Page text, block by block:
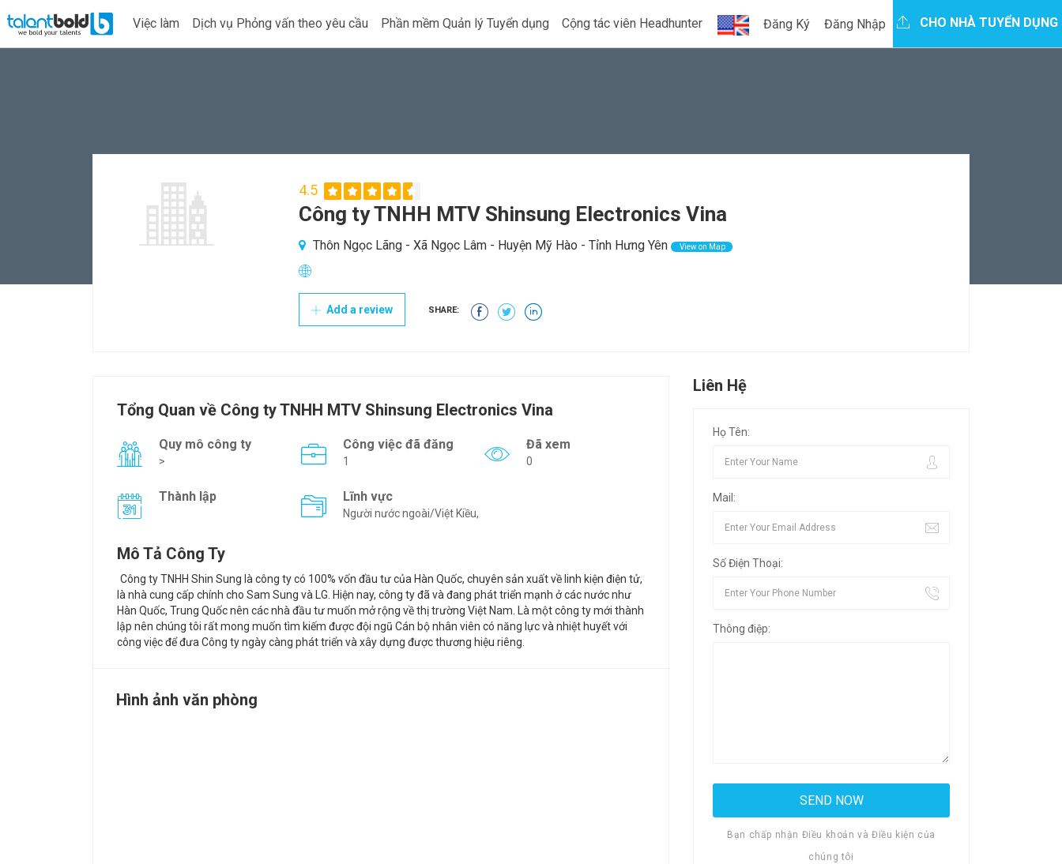
Việc làm Dịch vụ Phỏng vấn theo yêu cầu Phần mềm Quản lý Tuyển dụng Cộng tác viên Headhunter Đăng Ký Đăng Nhập CHO NHÀ TUYỂN DỤNG
4.5
Công ty TNHH MTV Shinsung Electronics Vina
Thôn Ngọc Lãng - Xã Ngọc Lâm - Huyện Mỹ Hào - Tỉnh Hưng Yên View on Map
Add a review SHARE:
Tổng Quan về Công ty TNHH MTV Shinsung Electronics Vina
Quy mô công ty
>
Công việc đã đăng
1
Đã xem
0
Thành lập Lĩnh vực
Người nước ngoài/Việt Kiều,
Mô Tả Công Ty
Công ty TNHH Shin Sung là công ty có 100% vốn đầu tư của Hàn Quốc, chuyên sản xuất về linh kiện điện tử,
là nhà cung cấp chính cho Sam Sung và LG. Hiện nay, công ty đã và đang phát triển mạnh ở các nước như
Hàn Quốc, Trung Quốc nên các nhà đầu tư muốn mở rộng về thị trường Việt Nam. Là một công ty mới thành
lập nên chúng tôi rất mong muốn tìm kiếm được đội ngũ Cán bộ nhân viên có năng lực và nhiệt huyết với
công việc để đưa Công ty ngày càng phát triển và xây dựng được thương hiệu riêng.
Hình ảnh văn phòng
Liên Hệ
Họ Tên:
Mail:
Số Điện Thoại:
Thông điệp:
Bạn chấp nhận Điều khoản và Điều kiện của
chúng tôi